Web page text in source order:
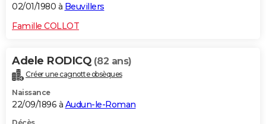
02/01/1980 à Beuvillers
Famille COLLOT
Adele RODICQ (82 ans)
Créer une cagnotte obsèques
Naissance
22/09/1896 à Audun-le-Roman
Décès